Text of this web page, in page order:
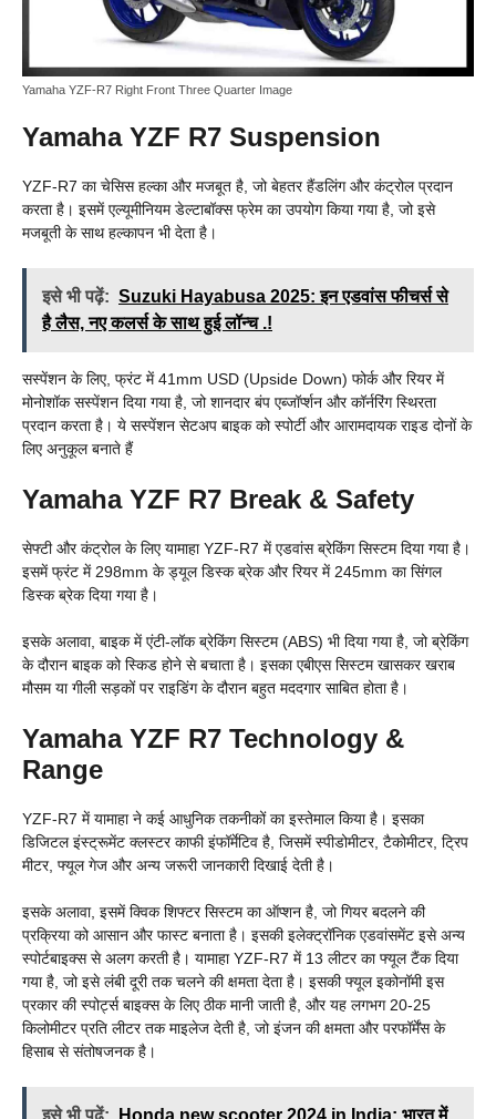
Yamaha YZF-R7 Right Front Three Quarter Image
Yamaha YZF R7 Suspension
YZF-R7 का चेसिस हल्का और मजबूत है, जो बेहतर हैंडलिंग और कंट्रोल प्रदान
करता है। इसमें एल्यूमीनियम डेल्टाबॉक्स फ्रेम का उपयोग किया गया है, जो इसे
मजबूती के साथ हल्कापन भी देता है।
इसे भी पढ़ें: Suzuki Hayabusa 2025: इन एडवांस फीचर्स से
है लैस, नए कलर्स के साथ हुई लॉन्च .!
सस्पेंशन के लिए, फ्रंट में 41mm USD (Upside Down) फोर्क और रियर में
मोनोशॉक सस्पेंशन दिया गया है, जो शानदार बंप एब्जॉर्प्शन और कॉर्नरिंग स्थिरता
प्रदान करता है। ये सस्पेंशन सेटअप बाइक को स्पोर्टी और आरामदायक राइड दोनों के
लिए अनुकूल बनाते हैं
Yamaha YZF R7 Break & Safety
सेफ्टी और कंट्रोल के लिए यामाहा YZF-R7 में एडवांस ब्रेकिंग सिस्टम दिया गया है।
इसमें फ्रंट में 298mm के ड्यूल डिस्क ब्रेक और रियर में 245mm का सिंगल
डिस्क ब्रेक दिया गया है।
इसके अलावा, बाइक में एंटी-लॉक ब्रेकिंग सिस्टम (ABS) भी दिया गया है, जो ब्रेकिंग
के दौरान बाइक को स्किड होने से बचाता है। इसका एबीएस सिस्टम खासकर खराब
मौसम या गीली सड़कों पर राइडिंग के दौरान बहुत मददगार साबित होता है।
Yamaha YZF R7 Technology &
Range
YZF-R7 में यामाहा ने कई आधुनिक तकनीकों का इस्तेमाल किया है। इसका
डिजिटल इंस्ट्रूमेंट क्लस्टर काफी इंफॉर्मेटिव है, जिसमें स्पीडोमीटर, टैकोमीटर, ट्रिप
मीटर, फ्यूल गेज और अन्य जरूरी जानकारी दिखाई देती है।
इसके अलावा, इसमें क्विक शिफ्टर सिस्टम का ऑप्शन है, जो गियर बदलने की
प्रक्रिया को आसान और फास्ट बनाता है। इसकी इलेक्ट्रॉनिक एडवांसमेंट इसे अन्य
स्पोर्टबाइक्स से अलग करती है। यामाहा YZF-R7 में 13 लीटर का फ्यूल टैंक दिया
गया है, जो इसे लंबी दूरी तक चलने की क्षमता देता है। इसकी फ्यूल इकोनॉमी इस
प्रकार की स्पोर्ट्स बाइक्स के लिए ठीक मानी जाती है, और यह लगभग 20-25
किलोमीटर प्रति लीटर तक माइलेज देती है, जो इंजन की क्षमता और परफॉर्मेंस के
हिसाब से संतोषजनक है।